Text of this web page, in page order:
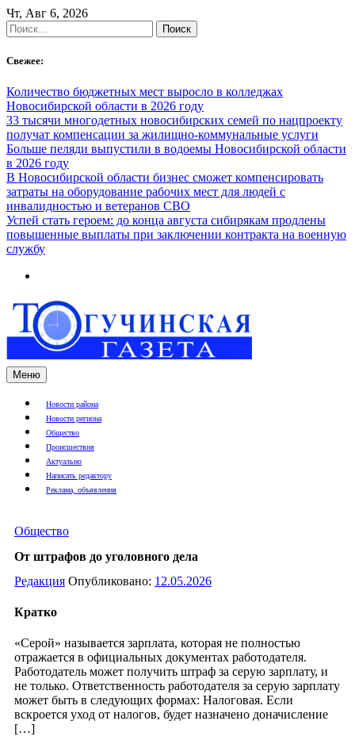
Skip
to
content
Чт, Авг 6, 2026
Найти:
Свежее:
Количество бюджетных мест выросло в колледжах
Новосибирской области в 2026 году
33 тысячи многодетных новосибирских семей по нацпроекту
получат компенсации за жилищно-коммунальные услуги
Больше пеляди выпустили в водоемы Новосибирской области
в 2026 году
В Новосибирской области бизнес сможет компенсировать
затраты на оборудование рабочих мест для людей с
инвалидностью и ветеранов СВО
Успей стать героем: до конца августа сибирякам продлены
повышенные выплаты при заключении контракта на военную
службу
Меню
Новости района
Новости региона
Общество
Происшествия
Актуально
Написать редактору
Реклама, объявления
Общество
От штрафов до уголовного дела
Редакция Опубликовано: 12.05.2026
Кратко
«Серой» называется зарплата, которая не полностью
отражается в официальных документах работодателя.
Работодатель может получить штраф за серую зарплату, и
не только. Ответственность работодателя за серую зарплату
может быть в следующих формах: Налоговая. Если
вскроется уход от налогов, будет назначено доначисление
[…]